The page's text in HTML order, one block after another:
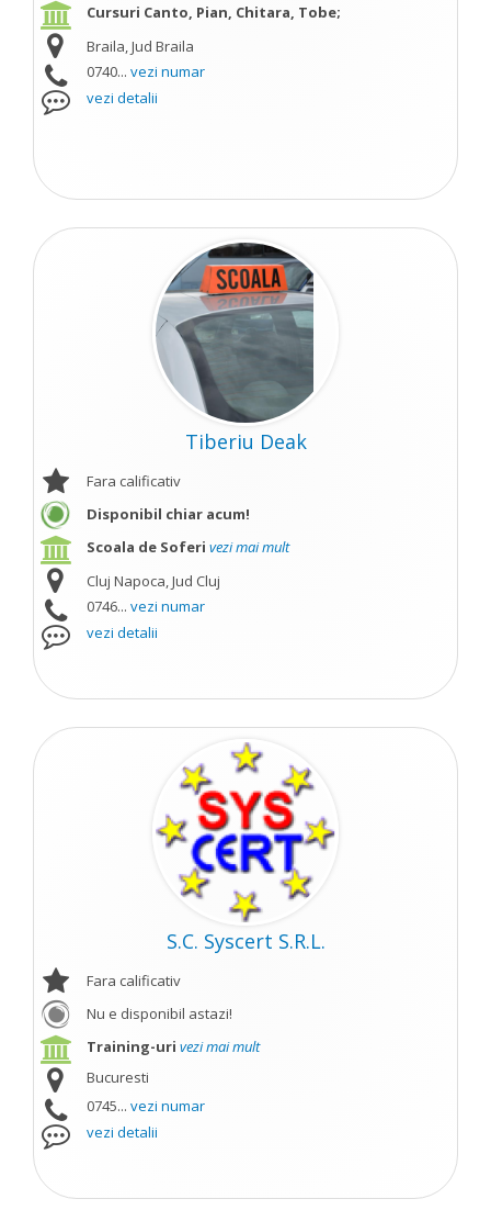
Cursuri Canto, Pian, Chitara, Tobe;
Braila, Jud Braila
0740... vezi numar
vezi detalii
Tiberiu Deak
Fara calificativ
Disponibil chiar acum!
Scoala de Soferi vezi mai mult
Cluj Napoca, Jud Cluj
0746... vezi numar
vezi detalii
S.C. Syscert S.R.L.
Fara calificativ
Nu e disponibil astazi!
Training-uri vezi mai mult
Bucuresti
0745... vezi numar
vezi detalii